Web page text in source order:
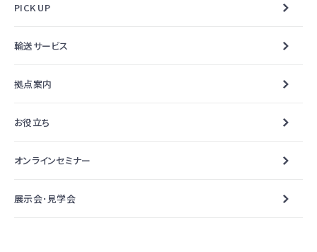
PICK UP
輸送サービス
拠点案内
お役立ち
オンラインセミナー
展示会･見学会